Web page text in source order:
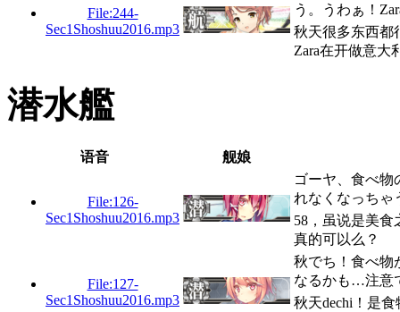
File:244-
Sec1Shoshuu2016.mp3
う。うわぁ！
秋天很多东西都
Zara在开做意大
潜水艦
语音 舰娘
File:126-
Sec1Shoshuu2016.mp3
ゴーヤ、食べ物
れなくなっちゃ
58，虽说是美
真的可以么？
File:127-
Sec1Shoshuu2016.mp3
秋でち！食べ物
なるかも…注意
秋天dechi！是